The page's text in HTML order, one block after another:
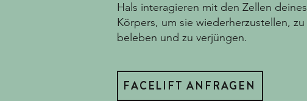
Hals interagieren mit den Zellen deines
Körpers, um sie wiederherzustellen, zu
beleben und zu verjüngen.
FACELIFT ANFRAGEN